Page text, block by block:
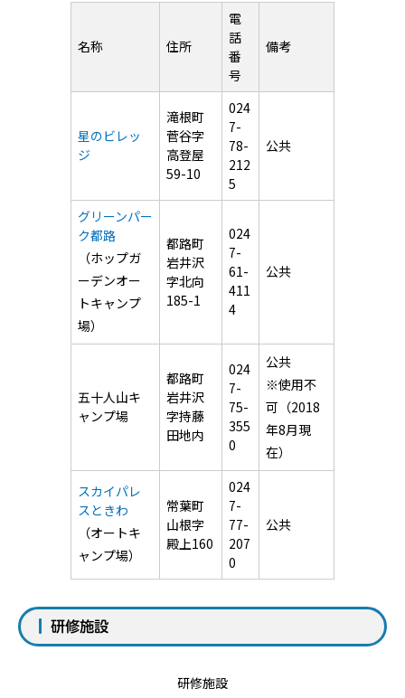
名称 住所
電
話
番
号
備考
星のビレッ
ジ
滝根町
菅谷字
高登屋
59-10
024
7-
78-
212
5
公共
グリーンパー
ク都路
（ホップガ
ーデンオー
トキャンプ
場）
都路町
岩井沢
字北向
185-1
024
7-
61-
411
4
公共
五十人山キ
ャンプ場
都路町
岩井沢
字持藤
田地内
024
7-
75-
355
0
公共
※使用不
可（2018
年8月現
在）
スカイパレ
スときわ
（オートキ
ャンプ場）
常葉町
山根字
殿上160
024
7-
77-
207
0
公共
研修施設
研修施設